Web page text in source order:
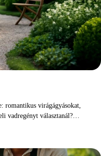
romantikus virágágyásokat,
vadregényt választanál?…